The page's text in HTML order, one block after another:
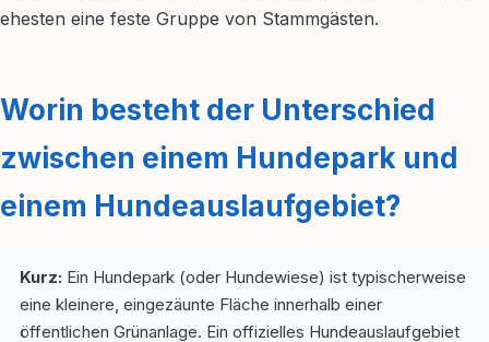
ehesten eine feste Gruppe von Stammgästen.
Worin besteht der Unterschied
zwischen einem Hundepark und
einem Hundeauslaufgebiet?
Kurz: Ein Hundepark (oder Hundewiese) ist typischerweise
eine kleinere, eingezäunte Fläche innerhalb einer
öffentlichen Grünanlage. Ein offizielles Hundeauslaufgebiet